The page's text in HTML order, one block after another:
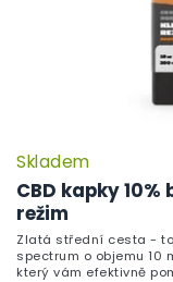
CBD kapky
režim
Skladem
Zlatá střední cesta - to
spectrum o objemu 10
který vám efektivně